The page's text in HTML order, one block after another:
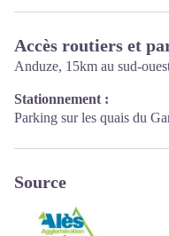
Accès routiers et
Anduze, 15km au sud-
Stationnement :
Parking sur les quais du
Source